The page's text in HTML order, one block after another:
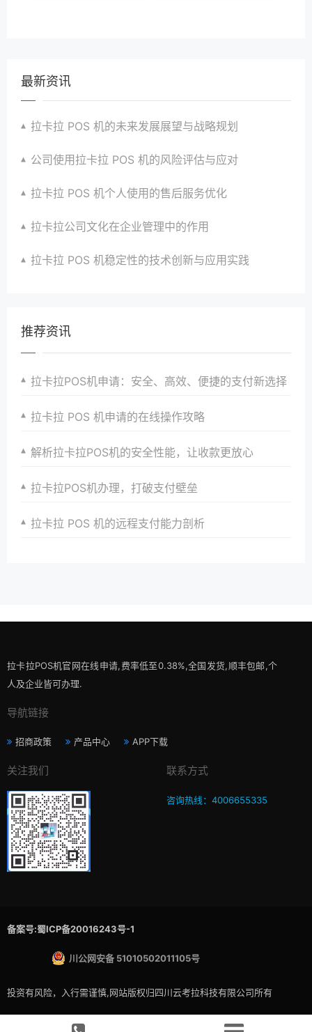
最新资讯
拉卡拉 POS 机的未来发展展望与战略规划
公司使用拉卡拉 POS 机的风险评估与应对
拉卡拉 POS 机个人使用的售后服务优化
拉卡拉公司文化在企业管理中的作用
拉卡拉 POS 机稳定性的技术创新与应用实践
推荐资讯
拉卡拉POS机申请：安全、高效、便捷的支付新选择
拉卡拉 POS 机申请的在线操作攻略
解析拉卡拉POS机的安全性能，让收款更放心
拉卡拉POS机办理，打破支付壁垒
拉卡拉 POS 机的远程支付能力剖析
拉卡拉POS机官网在线申请,费率低至0.38%,全国发货,顺丰包邮,个
人及企业皆可办理.
导航链接
招商政策 产品中心 APP下载
关注我们 联系方式
咨询热线：4006655335
备案号:蜀ICP备20016243号-1
川公网安备 51010502011105号
投资有风险，入行需谨慎,网站版权归四川云考拉科技有限公司所有